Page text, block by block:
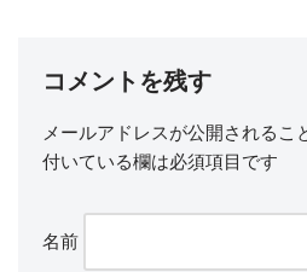
コメントを残す
メールアドレスが公開されるこ
付いている欄は必須項目です
名前